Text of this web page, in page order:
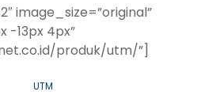
image_size=”original”
-13px 4px”
produk/utm/”]
UTM